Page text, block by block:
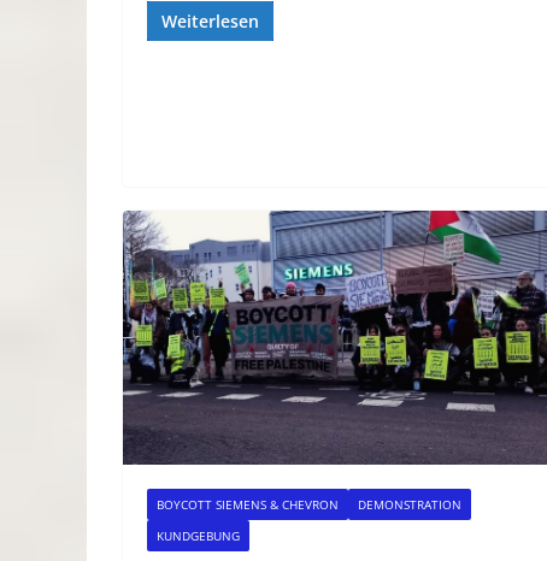
Weiterlesen
BOYCOTT SIEMENS & CHEVRON
DEMONSTRATION
KUNDGEBUNG